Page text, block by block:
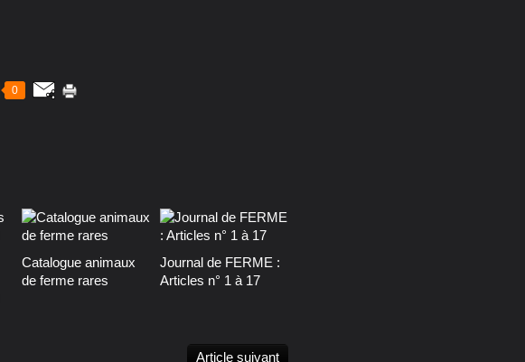
0
Catalogue animaux
de ferme rares
Journal de FERME :
Articles n° 1 à 17
Article suivant